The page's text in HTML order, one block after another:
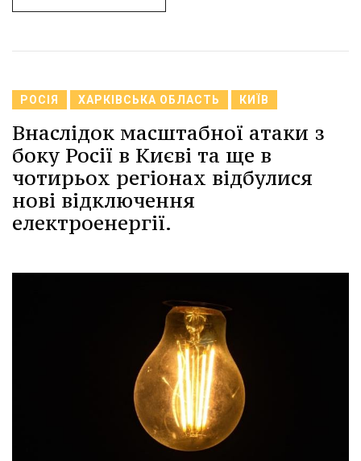
РОСІЯ ХАРКІВСЬКА ОБЛАСТЬ КИЇВ
Внаслідок масштабної атаки з
боку Росії в Києві та ще в
чотирьох регіонах відбулися
нові відключення
електроенергії.